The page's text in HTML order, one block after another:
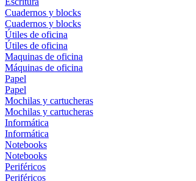
Cuadernos y blocks
Cuadernos y blocks
Útiles de oficina
Útiles de oficina
Maquinas de oficina
Máquinas de oficina
Papel
Papel
Mochilas y cartucheras
Mochilas y cartucheras
Informática
Informática
Notebooks
Notebooks
Periféricos
Periféricos